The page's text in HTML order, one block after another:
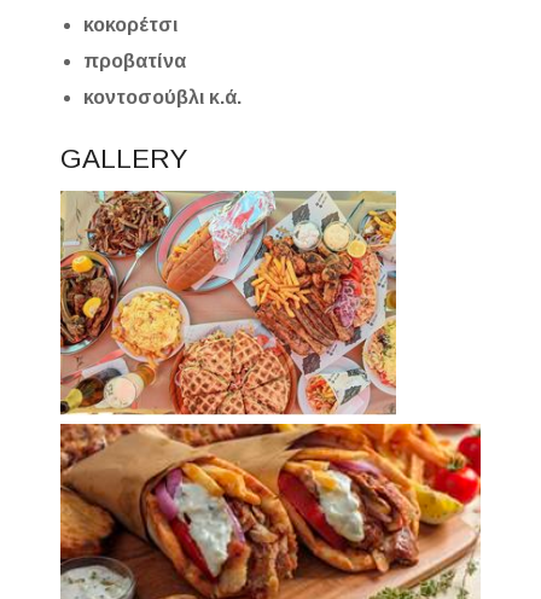
κοκορέτσι
προβατίνα
κοντοσούβλι κ.ά.
GALLERY